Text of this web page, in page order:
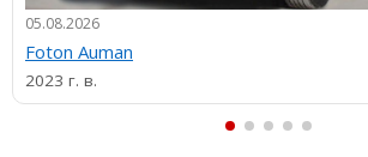
05.08.2026
Foton Auman
2023 г. в.